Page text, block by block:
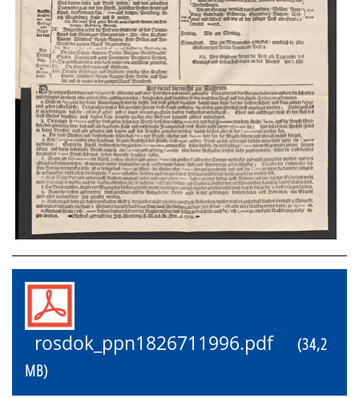
rosdok_ppn1826711996.pdf
(34,2
MB)